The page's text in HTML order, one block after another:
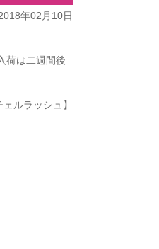
年02月10日
荷は二週間後
ルラッシュ】